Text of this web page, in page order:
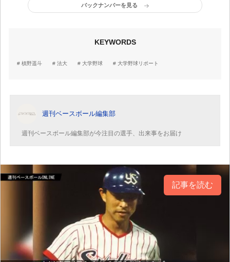
バックナンバーを見る
KEYWORDS
槙野遥斗 法大 大学野球 大学野球リポート
週刊ベースボール編集部
週刊ベースボール編集部が今注目の選手、出来事をお届け
記事を読む